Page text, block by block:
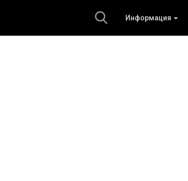
Информация